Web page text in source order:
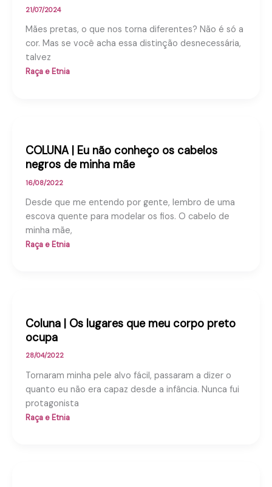
21/07/2024
Mães pretas, o que nos torna diferentes? Não é só a
cor. Mas se você acha essa distinção desnecessária,
talvez
Raça e Etnia
COLUNA | Eu não conheço os cabelos
negros de minha mãe
16/08/2022
Desde que me entendo por gente, lembro de uma
escova quente para modelar os fios. O cabelo de
minha mãe,
Raça e Etnia
Coluna | Os lugares que meu corpo preto
ocupa
28/04/2022
Tornaram minha pele alvo fácil, passaram a dizer o
quanto eu não era capaz desde a infância. Nunca fui
protagonista
Raça e Etnia